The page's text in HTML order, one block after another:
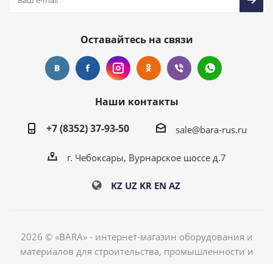
Оставайтесь на связи
Наши контакты
+7 (8352) 37-93-50
sale@bara-rus.ru
г. Чебоксары, Вурнарское шоссе д.7
KZ UZ KR EN AZ
2026 © «BARA» - интернет-магазин оборудования и
материалов для строительства, промышленности и